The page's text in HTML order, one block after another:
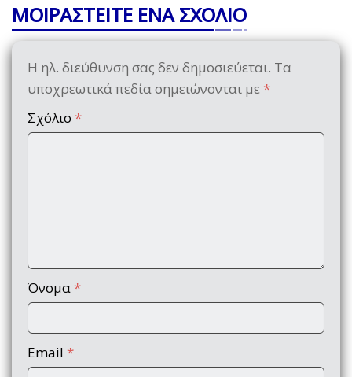
ΜΟΙΡΑΣΤΕΙΤΕ ΕΝΑ ΣΧΟΛΙΟ
Η ηλ. διεύθυνση σας δεν δημοσιεύεται. Τα
υποχρεωτικά πεδία σημειώνονται με *
Σχόλιο *
Όνομα *
Email *